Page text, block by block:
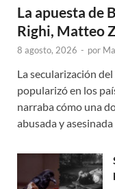
La apuesta de
Righi, Matteo
8 agosto, 2026 - por
La secularización
popularizó en los
narraba cómo una
abusada y asesinada